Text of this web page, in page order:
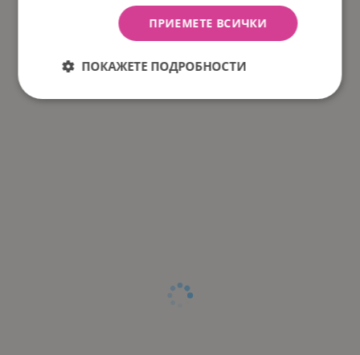
ПРИЕМЕТЕ ВСИЧКИ
ПОКАЖЕТЕ ПОДРОБНОСТИ